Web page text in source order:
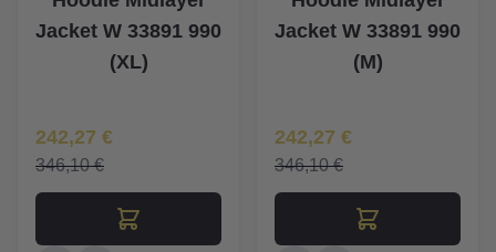
Jacket W 33891 990
(XL)
Īpaša Cena
242,27 €
346,10 €
Jacket W 33891 990
(M)
Īpaša Cena
242,27 €
346,10 €